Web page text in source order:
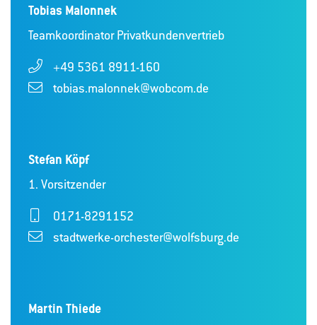
Tobias Malonnek
Teamkoordinator Privatkundenvertrieb
+49 5361 8911-160
tobias.malonnek@wobcom.de
Stefan Köpf
1. Vorsitzender
0171-8291152
stadtwerke-orchester@wolfsburg.de
Martin Thiede